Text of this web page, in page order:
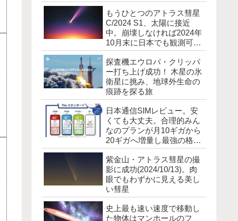
もうひとつのアトラス彗星
C/2024 S1、太陽に接近
中。崩壊しなければ2024年
10月末に日本でも観測可能
に [追記]霧散しました
探査機エウロパ・クリッパ
ー打ち上げ成功！ 木星の氷
衛星に挑み、地球外生命の
痕跡を探る旅
日本通信SIMレビュー。安
くても大丈夫。合理的みん
なのプランが月10ギガから
20ギガへ増量し最強の格安
SIM爆誕！
紫金山・アトラス彗星の撮
影に成功(2024/10/13)。肉
眼でもわずかに見える美し
い彗星
史上最も速い速度で移動し
た物体はマンホールのフ